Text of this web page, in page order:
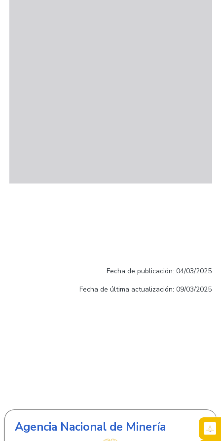
Fecha de publicación: 04/03/2025
Fecha de última actualización: 09/03/2025
Agencia Nacional de Minería